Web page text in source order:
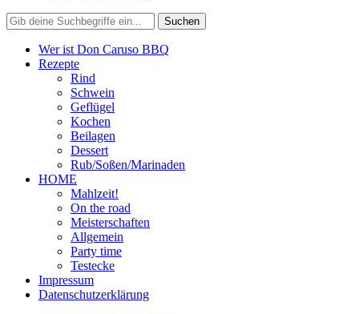
Wer ist Don Caruso BBQ
Rezepte
Rind
Schwein
Geflügel
Kochen
Beilagen
Dessert
Rub/Soßen/Marinaden
HOME
Mahlzeit!
On the road
Meisterschaften
Allgemein
Party time
Testecke
Impressum
Datenschutzerklärung